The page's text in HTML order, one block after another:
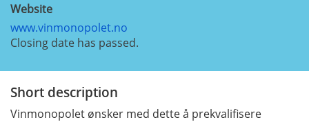
Website
www.vinmonopolet.no
Closing date has passed.
Short description
Vinmonopolet ønsker med dette å prekvalifisere